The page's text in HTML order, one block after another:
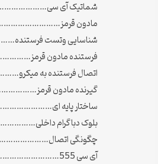
شماتیک آی
مادون
شناسایی وتست
فرستنده مادون
اتصال فرستنده به
گیرنده مادون
ساختار پایه
بلوک دباگرام
چگونگی
آی سی 555…………………………………………………………………………………..37